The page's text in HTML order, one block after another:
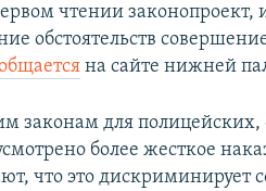
чтении
обстоятельств
на сайте нижней
законам для
более жесткое
что это дискриминирует